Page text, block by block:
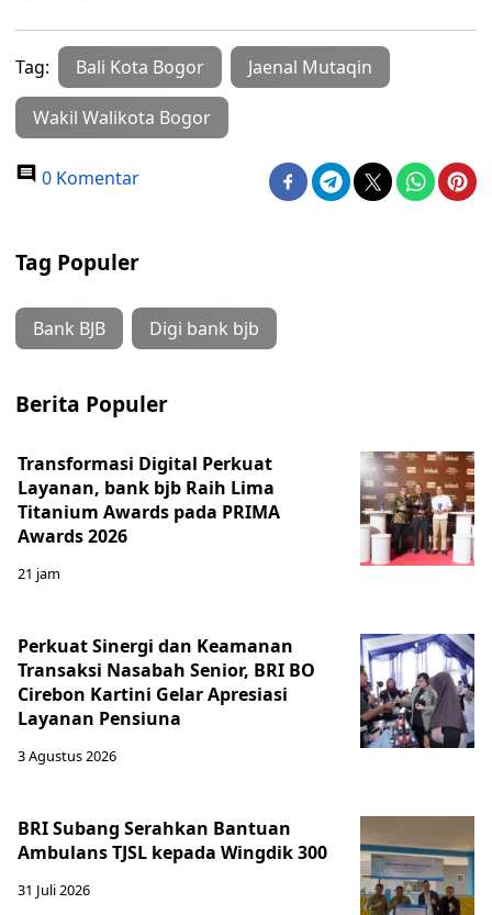
Tag: Bali Kota Bogor Jaenal Mutaqin
Wakil Walikota Bogor
0 Komentar
Tag Populer
Bank BJB Digi bank bjb
Berita Populer
Transformasi Digital Perkuat
Layanan, bank bjb Raih Lima
Titanium Awards pada PRIMA
Awards 2026
21 jam
Perkuat Sinergi dan Keamanan
Transaksi Nasabah Senior, BRI BO
Cirebon Kartini Gelar Apresiasi
Layanan Pensiuna
3 Agustus 2026
BRI Subang Serahkan Bantuan
Ambulans TJSL kepada Wingdik 300
31 Juli 2026